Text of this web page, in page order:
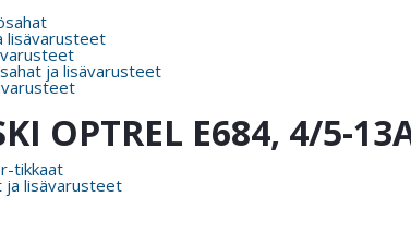
lisävarusteet
ja lisävarusteet
tikkaat
ja lisävarusteet
OPTREL E684, 4/5-